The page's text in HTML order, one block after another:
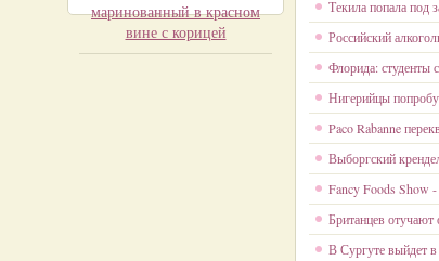
маринованный в красном
вине с корицей
Текила попала
Российский
Флорида: студенты
Нигерийцы
Paco Rabanne
Выборгский
Fancy Foods Show
Британцев отучают
В Сургуте выйдет